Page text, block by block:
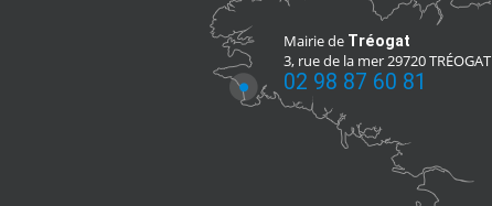
Mairie de Tréogat
3, rue de la mer 29720 TRÉOGAT
02 98 87 60 81